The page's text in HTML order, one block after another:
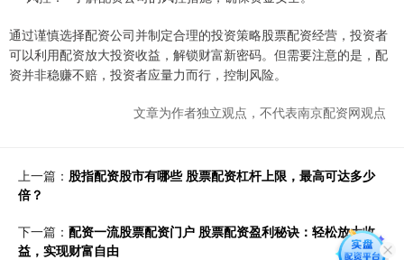
通过谨慎选择配资公司并制定合理的投资策略股票配资经营，投资者
可以利用配资放大投资收益，解锁财富新密码。但需要注意的是，配
资并非稳赚不赔，投资者应量力而行，控制风险。
文章为作者独立观点，不代表南京配资网观点
上一篇： 股指配资股市有哪些 股票配资杠杆上限，最高可达多少
倍？
下一篇： 配资一流股票配资门户 股票配资盈利秘诀：轻松放大收
益，实现财富自由